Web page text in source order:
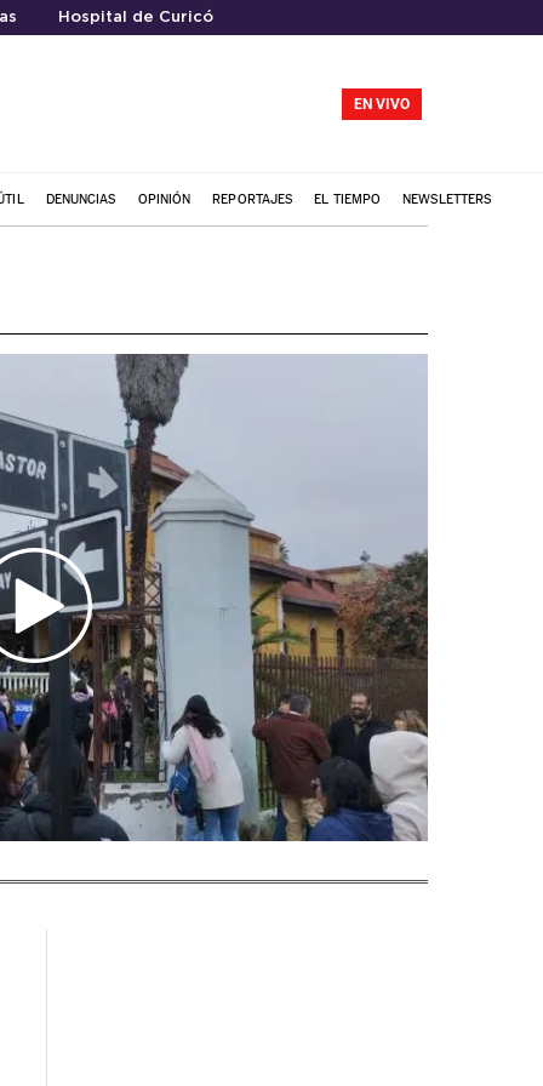
Hospital de Curicó
EN VIVO
DENUNCIAS OPINIÓN REPORTAJES EL TIEMPO NEWSLETTERS